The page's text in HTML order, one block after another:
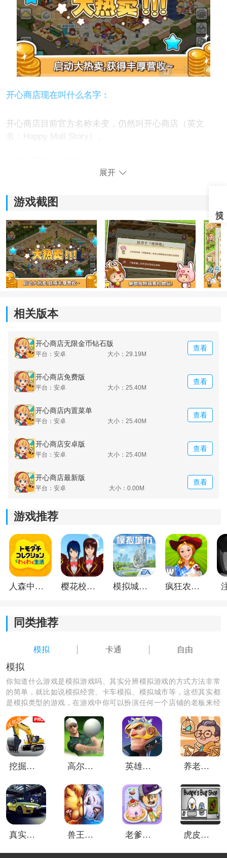
开心商店现在叫什么名字：
开心商店‌目前官方名称未变，仍然叫‌开心商店‌（英文
名：Happy Mall Story）。‌‌
2.建造和升级各种设施和装饰，包括餐厅，面包店，服装
3.每周，我们会免费添加更多令人兴奋的新内容。
4.解锁并吸引多个独特的客户。
5.可以离线随时随地的进行商店管理，无需连接到互联
取小费，并在排行榜上竞争。
《开心商店》游戏亮点：
1.是一个有趣的商业模拟游戏。
2.是一款拥有独特设施的商店游戏，如餐厅、面包店、服
装店、电子游戏中心等。
《开心商店》怎么玩｜开心商店到底怎么玩？一步一步
带你快速上手
1. 顾客头顶出现叹号时，记得手动帮他“指路”！
很多新手第一次玩都会懵：明明已经建好了自动贩卖
展开
游戏截图
相关版本
开心商店无限金币钻石版
平台：安卓 大小：29.19M
查看
开心商店免费版
平台：安卓 大小：25.40M
查看
开心商店内置菜单
平台：安卓 大小：25.40M
查看
开心商店安卓版
平台：安卓 大小：25.40M
查看
开心商店最新版
平台：安卓 大小：0.00M
查看
游戏推荐
人森中文版 樱花校园模拟器1.048.00中文版 模拟城市我是巿长联机版 疯狂农场3美国派19
同类推荐
模拟 卡通 自由
模拟
你知道什么游戏是模拟游戏吗、其实分辨模拟游戏的方式方法非常
的简单，就比如说模拟经营、卡车模拟、模拟城市等，这些其实都
是模拟类型的游戏，在游戏中你可以扮演任何一个店铺的老板来经
挖掘机模拟器重制版 高尔夫之王世界巡回赛 英雄之冠 养老院模拟器手机版
真实模拟城市出租车 兽王争霸单机版 老爹圣代曲奇店togo 虎皮鹦鹉的昆虫小店手游